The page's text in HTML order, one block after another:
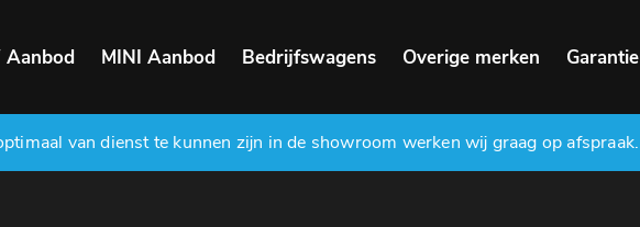
Aanbod MINI Aanbod Bedrijfswagens Overige merken Garantie
van dienst te kunnen zijn in de showroom werken wij graag op afspraak.